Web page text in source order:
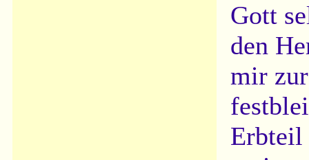
Gott
den
mir
Erbteil